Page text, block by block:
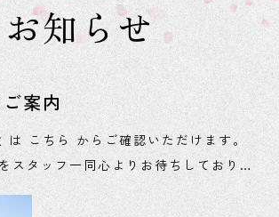
お知らせ
案内
ます。
スタッフ一同心よりお待ちしておりま